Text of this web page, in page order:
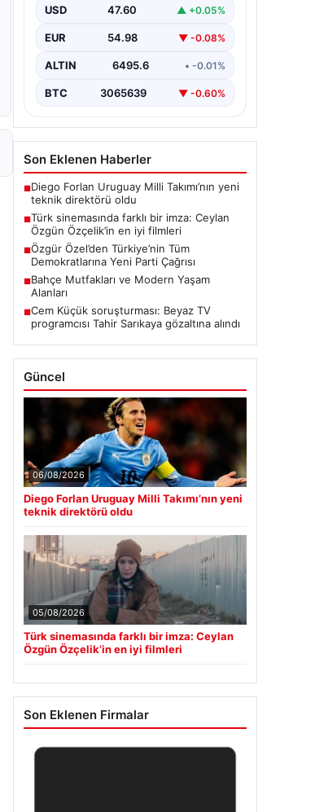
USD 47.60 ▲ +0.05%
EUR 54.98 ▼ -0.08%
ALTIN 6495.6 • -0.01%
BTC 3065639 ▼ -0.60%
Son Eklenen Haberler
■Diego Forlan Uruguay Milli Takımı’nın yeni
teknik direktörü oldu
■Türk sinemasında farklı bir imza: Ceylan
Özgün Özçelik’in en iyi filmleri
■Özgür Özel’den Türkiye’nin Tüm
Demokratlarına Yeni Parti Çağrısı
■Bahçe Mutfakları ve Modern Yaşam
Alanları
■Cem Küçük soruşturması: Beyaz TV
programcısı Tahir Sarıkaya gözaltına alındı
Güncel
06/08/2026
Diego Forlan Uruguay Milli Takımı’nın yeni
teknik direktörü oldu
05/08/2026
Türk sinemasında farklı bir imza: Ceylan
Özgün Özçelik’in en iyi filmleri
Son Eklenen Firmalar